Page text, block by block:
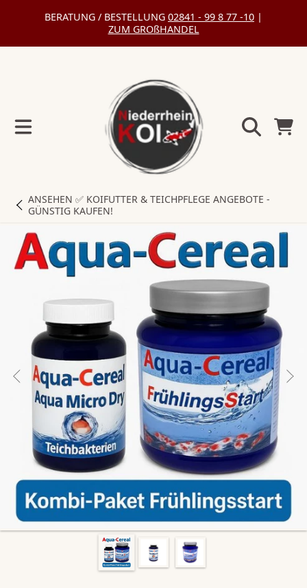
DIREKT
INHALT
BERATUNG / BESTELLUNG 02841 - 99 8 77 -10 |
ZUM GROßHANDEL
ANSEHEN ✅ KOIFUTTER & TEICHPFLEGE ANGEBOTE -
GÜNSTIG KAUFEN!
DIREKT
ZU
DEN
PRODUKTINFORMATIONEN